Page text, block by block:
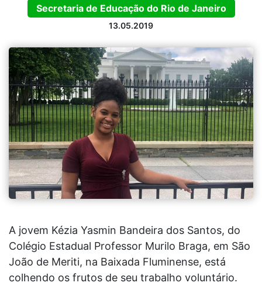
Secretaria de Educação do Rio de Janeiro
13.05.2019
A jovem Kézia Yasmin Bandeira dos Santos, do
Colégio Estadual Professor Murilo Braga, em São
João de Meriti, na Baixada Fluminense, está
colhendo os frutos de seu trabalho voluntário.